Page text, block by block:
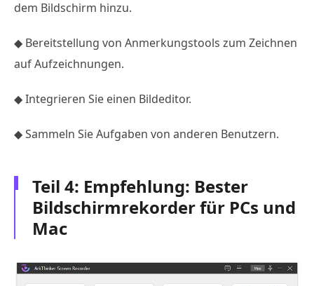
dem Bildschirm hinzu.
◆ Bereitstellung von Anmerkungstools zum Zeichnen
auf Aufzeichnungen.
◆ Integrieren Sie einen Bildeditor.
◆ Sammeln Sie Aufgaben von anderen Benutzern.
Teil 4: Empfehlung: Bester
Bildschirmrekorder für PCs und
Mac